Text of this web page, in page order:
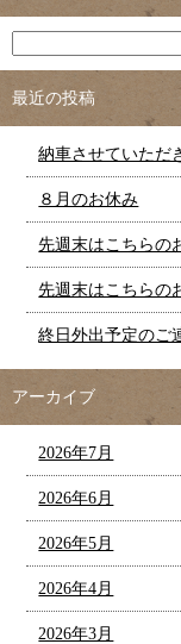
最近の投稿
納車させていただ
８月のお休み
先週末はこちらの
先週末はこちらの
終日外出予定のご
アーカイブ
2026年7月
2026年6月
2026年5月
2026年4月
2026年3月